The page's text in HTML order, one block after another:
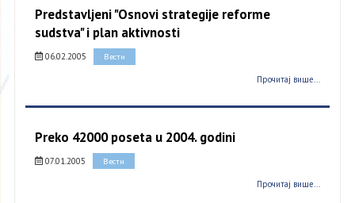
Predstavljeni "Osnovi strategije reforme
sudstva" i plan aktivnosti
06.02.2005 Вести
Прочитај више...
Preko 42000 poseta u 2004. godini
07.01.2005 Вести
Прочитај више...